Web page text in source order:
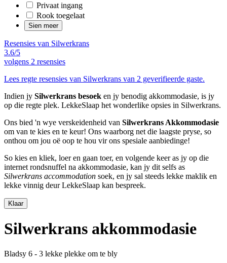
Privaat ingang
Rook toegelaat
Sien meer
Resensies van Silwerkrans
3.6/5
volgens 2 resensies
Lees regte resensies van Silwerkrans van 2 geverifieerde gaste.
Indien jy Silwerkrans besoek en jy benodig akkommodasie, is jy
op die regte plek. LekkeSlaap het wonderlike opsies in Silwerkrans.
Ons bied 'n wye verskeidenheid van Silwerkrans Akkommodasie
om van te kies en te keur! Ons waarborg net die laagste pryse, so
onthou om jou oë oop te hou vir ons spesiale aanbiedinge!
So kies en kliek, loer en gaan toer, en volgende keer as jy op die
internet rondsnuffel na akkommodasie, kan jy dit selfs as
Silwerkrans accommodation soek, en jy sal steeds lekke maklik en
lekke vinnig deur LekkeSlaap kan bespreek.
Klaar
Silwerkrans akkommodasie
Bladsy 6 - 3 lekke plekke om te bly